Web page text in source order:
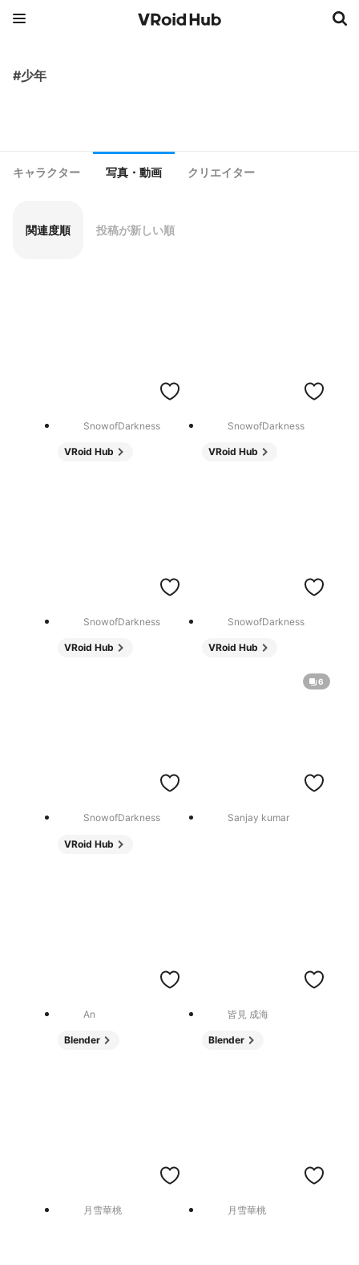
#少年
キャラクター 写真・動画 クリエイター
関連度順 投稿が新しい順
SnowofDarkness
VRoid Hub
SnowofDarkness
VRoid Hub
SnowofDarkness
VRoid Hub
SnowofDarkness
VRoid Hub
SnowofDarkness
VRoid Hub
6
Sanjay kumar
An
Blender
皆見 成海
Blender
月雪華桃 月雪華桃